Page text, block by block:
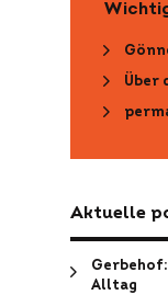
Über
Aktuelle
Alltag